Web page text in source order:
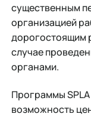
существенным
организацией
дорогостоящим
случае
органами.
Программы
возможность